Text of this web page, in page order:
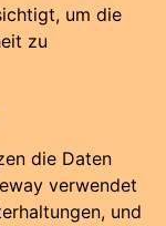
um die
zu
die Daten
verwendet
und